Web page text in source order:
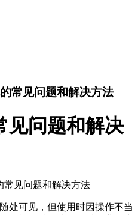
常见问题和解决方法
见问题和解决
常见问题和解决方法
处可见，但使用时因操作不当